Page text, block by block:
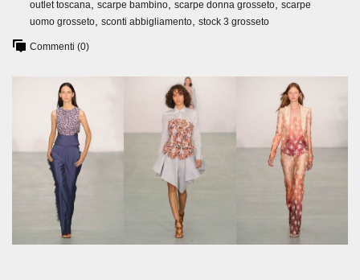
outlet toscana, scarpe bambino, scarpe donna grosseto, scarpe
uomo grosseto, sconti abbigliamento, stock 3 grosseto
Commenti (0)